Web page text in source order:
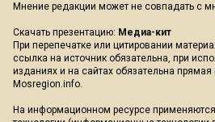
Мнение редакции может не совпадать с
Скачать презентацию: Медиа-кит
При перепечатке или цитировании
ссылка на источник обязательна, при
изданиях и на сайтах обязательна
Mosregion.info.
На информационном ресурсе